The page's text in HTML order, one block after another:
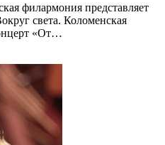
филармония представляет
света. Коломенская
«От…